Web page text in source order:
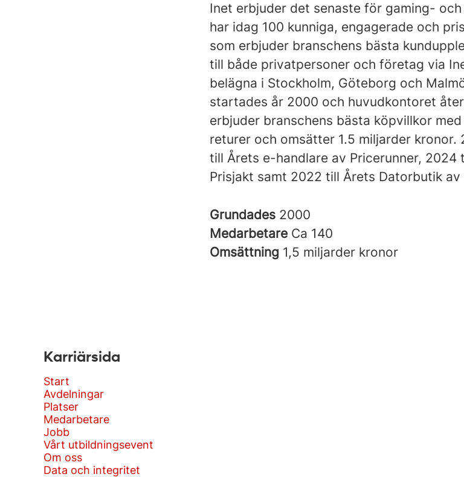
Inet erbjuder det senaste för gaming-
har idag 100 kunniga, engagerade och
som erbjuder branschens bästa
till både privatpersoner och företag via
belägna i Stockholm, Göteborg och
startades år 2000 och huvudkontoret
erbjuder branschens bästa köpvillkor
returer och omsätter 1.5 miljarder kronor.
till Årets e-handlare av Pricerunner, 2024
Prisjakt samt 2022 till Årets Datorbutik av
Grundades 2000
Medarbetare Ca 140
Omsättning 1,5 miljarder kronor
Karriärsida
Start
Avdelningar
Platser
Medarbetare
Jobb
Vårt utbildningsevent
Om oss
Data och integritet